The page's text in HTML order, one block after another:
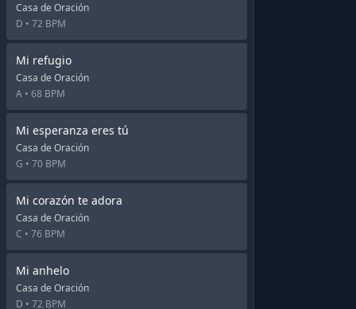
Casa de Oración
D • 72 BPM
Mi refugio
Casa de Oración
A • 68 BPM
Mi esperanza eres tú
Casa de Oración
G • 70 BPM
Mi corazón te adora
Casa de Oración
C • 76 BPM
Mi anhelo
Casa de Oración
D • 72 BPM